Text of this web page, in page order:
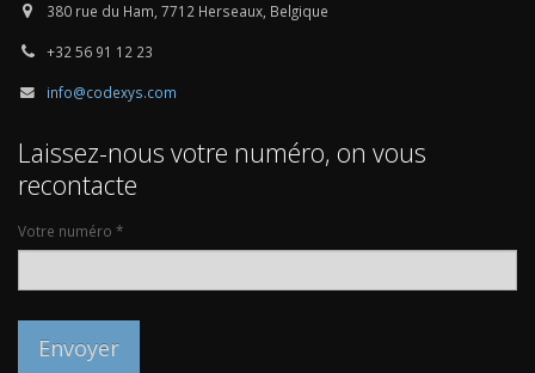
380 rue du Ham, 7712 Herseaux, Belgique
+32 56 91 12 23
info@codexys.com
Laissez-nous votre numéro, on vous
recontacte
Votre numéro *